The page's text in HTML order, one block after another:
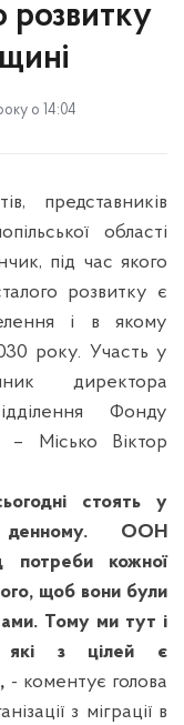
розвитку
о 14:04
представників
області
під час якого
розвитку є
і в якому
року. Участь у
директора
Фонду
– Місько Віктор
стоять у
денному. ООН
потреби кожної
щоб вони були
Тому ми тут і
які з цілей є
- коментує голова
з міграції в